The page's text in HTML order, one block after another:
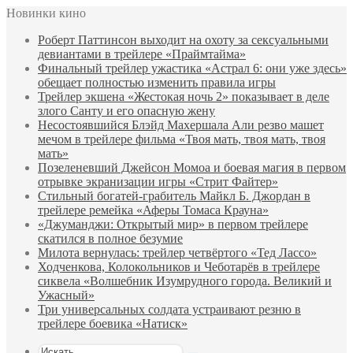
Новинки кино
Роберт Паттинсон выходит на охоту за сексуальными
девиантами в трейлере «Праймтайма»
Финальный трейлер ужастика «Астрал 6: они уже здесь»
обещает полностью изменить правила игры
Трейлер экшена «Жестокая ночь 2» показывает в деле
злого Санту и его опасную жену
Несостоявшийся Блэйд Махершала Али резво машет
мечом в трейлере фильма «Твоя мать, твоя мать, твоя
мать»
Позеленевший Джейсон Момоа и боевая магия в первом
отрывке экранизации игры «Стрит Файтер»
Стильный богатей-грабитель Майкл Б. Джордан в
трейлере ремейка «Аферы Томаса Крауна»
«Джуманджи: Открытый мир» в первом трейлере
скатился в полное безумие
Милота вернулась: трейлер четвёртого «Тед Лассо»
Ходченкова, Колокольников и Чеботарёв в трейлере
сиквела «Волшебник Изумрудного города. Великий и
Ужасный»
Три универсальных солдата устраивают резню в
трейлере боевика «Натиск»